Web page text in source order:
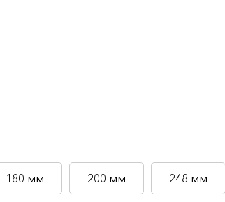
180 мм 200 мм 248 мм